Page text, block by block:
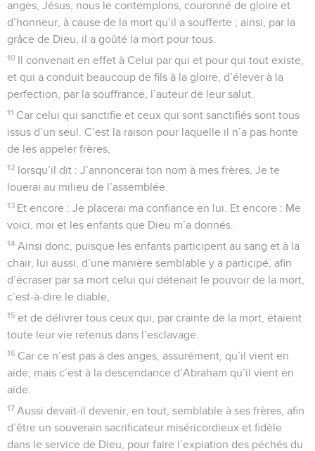
anges, Jésus, nous le contemplons, couronné de gloire et
d’honneur, à cause de la mort qu’il a soufferte ; ainsi, par la
grâce de Dieu, il a goûté la mort pour tous.
10 Il convenait en effet à Celui par qui et pour qui tout existe,
et qui a conduit beaucoup de fils à la gloire, d’élever à la
perfection, par la souffrance, l’auteur de leur salut.
11 Car celui qui sanctifie et ceux qui sont sanctifiés sont tous
issus d’un seul. C’est la raison pour laquelle il n’a pas honte
de les appeler frères,
12 lorsqu’il dit : J’annoncerai ton nom à mes frères, Je te
louerai au milieu de l’assemblée.
13 Et encore : Je placerai ma confiance en lui. Et encore : Me
voici, moi et les enfants que Dieu m’a donnés.
14 Ainsi donc, puisque les enfants participent au sang et à la
chair, lui aussi, d’une manière semblable y a participé, afin
d’écraser par sa mort celui qui détenait le pouvoir de la mort,
c’est-à-dire le diable,
15 et de délivrer tous ceux qui, par crainte de la mort, étaient
toute leur vie retenus dans l’esclavage.
16 Car ce n’est pas à des anges, assurément, qu’il vient en
aide, mais c’est à la descendance d’Abraham qu’il vient en
aide.
17 Aussi devait-il devenir, en tout, semblable à ses frères, afin
d’être un souverain sacrificateur miséricordieux et fidèle
dans le service de Dieu, pour faire l’expiation des péchés du